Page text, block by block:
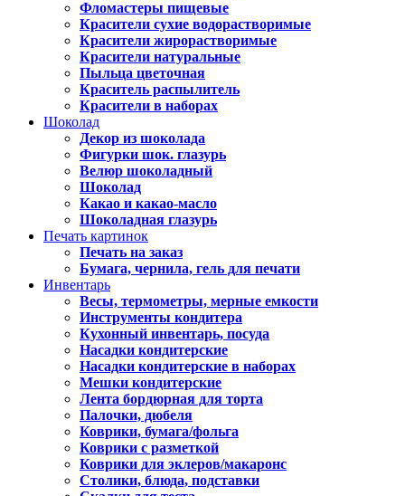
Фломастеры пищевые
Красители сухие водорастворимые
Красители жирорастворимые
Красители натуральные
Пыльца цветочная
Краситель распылитель
Красители в наборах
Шоколад
Декор из шоколада
Фигурки шок. глазурь
Велюр шоколадный
Шоколад
Какао и какао-масло
Шоколадная глазурь
Печать картинок
Печать на заказ
Бумага, чернила, гель для печати
Инвентарь
Весы, термометры, мерные емкости
Инструменты кондитера
Кухонный инвентарь, посуда
Насадки кондитерские
Насадки кондитерские в наборах
Мешки кондитерские
Лента бордюрная для торта
Палочки, дюбеля
Коврики, бумага/фольга
Коврики с разметкой
Коврики для эклеров/макаронс
Столики, блюда, подставки